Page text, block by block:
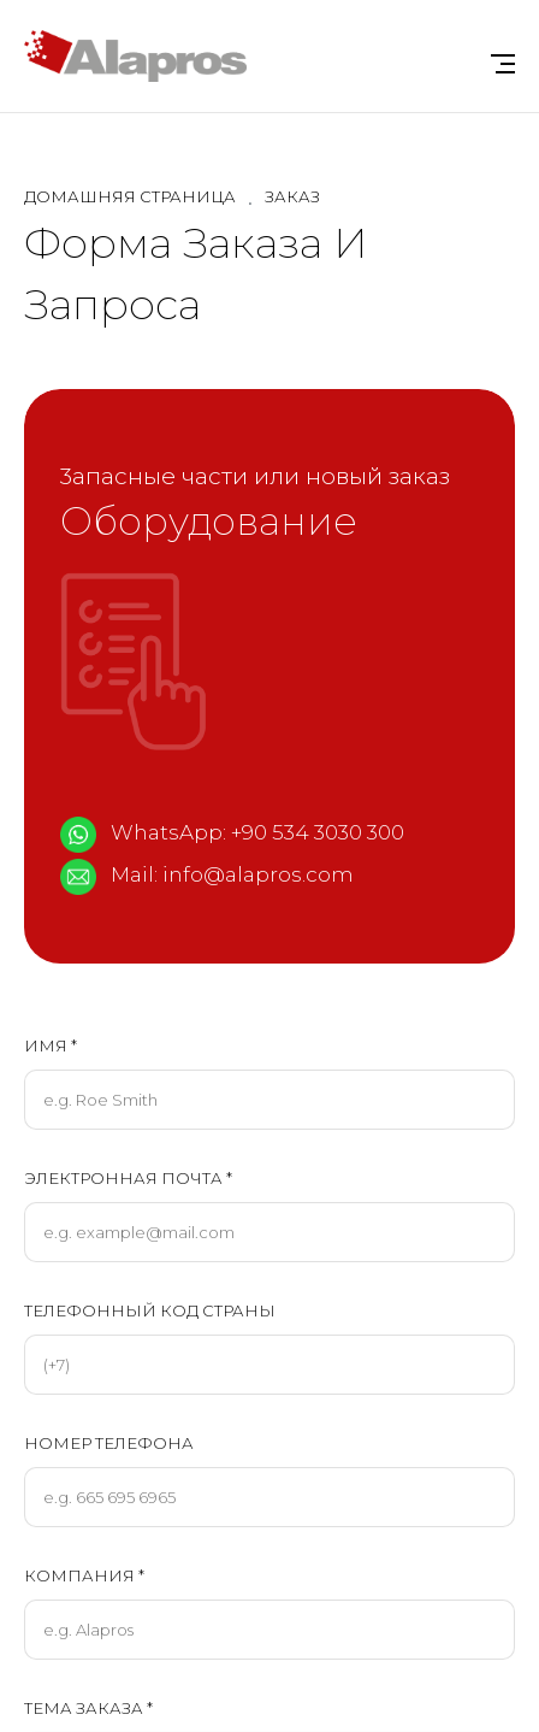
ДОМАШНЯЯ СТРАНИЦА ЗАКАЗ
Форма Заказа И
Запроса
3апасные части или новый заказ
Оборудование
WhatsApp: +90 534 3030 300
Mail: info@alapros.com
ИМЯ *
ЭЛЕКТРОННАЯ ПОЧТА *
ТЕЛЕФОННЫЙ КОД СТРАНЫ
НОМЕР ТЕЛЕФОНА
КОМПАНИЯ *
ТЕМА ЗАКАЗА *